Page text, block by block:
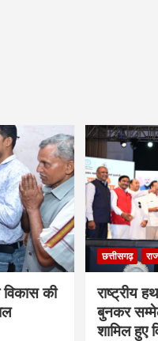
की
छत्तीसगढ़
राष्ट्रीय
बुनकर
शामिल हुए